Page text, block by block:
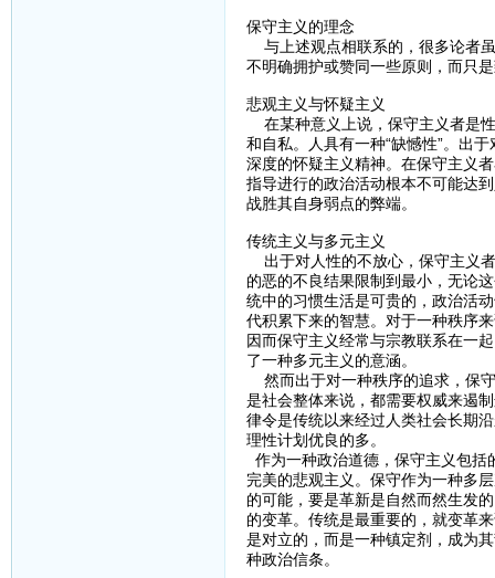
保守主义的理念
与上述观点相联系的，很多论者
不明确拥护或赞同一些原则，而只
悲观主义与怀疑主义
在某种意义上说，保守主义者是
和自私。人具有一种“缺憾性”。出
深度的怀疑主义精神。在保守主义
指导进行的政治活动根本不可能达
战胜其自身弱点的弊端。
传统主义与多元主义
出于对人性的不放心，保守主义
的恶的不良结果限制到最小，无论
统中的习惯生活是可贵的，政治活
代积累下来的智慧。对于一种秩序
因而保守主义经常与宗教联系在一
了一种多元主义的意涵。
然而出于对一种秩序的追求，保
是社会整体来说，都需要权威来遏
律令是传统以来经过人类社会长期
理性计划优良的多。
作为一种政治道德，保守主义包
完美的悲观主义。保守作为一种多
的可能，要是革新是自然而然生发
的变革。传统是最重要的，就变革
是对立的，而是一种镇定剂，成为
种政治信条。